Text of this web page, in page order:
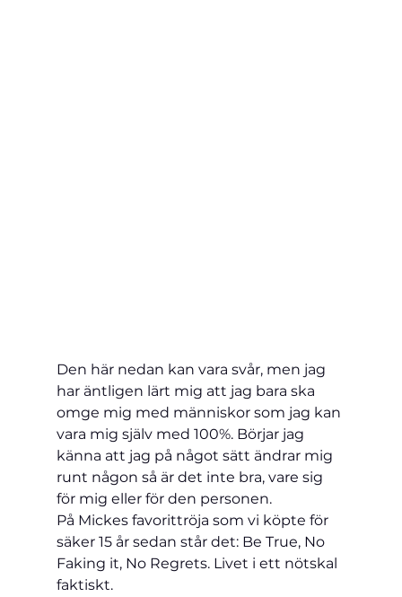
Den här nedan kan vara svår, men jag
har äntligen lärt mig att jag bara ska
omge mig med människor som jag kan
vara mig själv med 100%. Börjar jag
känna att jag på något sätt ändrar mig
runt någon så är det inte bra, vare sig
för mig eller för den personen.
På Mickes favorittröja som vi köpte för
säker 15 år sedan står det: Be True, No
Faking it, No Regrets. Livet i ett nötskal
faktiskt.